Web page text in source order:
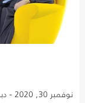
نوفمبر 30, 2020 - دبي، الإمارات العربية المتحدة